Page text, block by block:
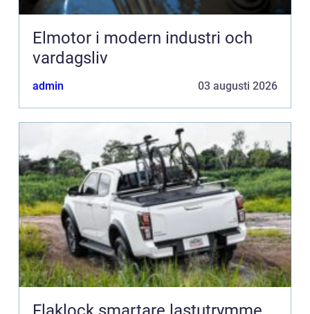
Elmotor i modern industri och
vardagsliv
admin 03 augusti 2026